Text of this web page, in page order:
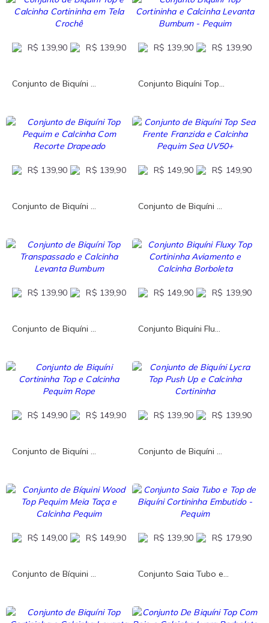
R$ 139,90 R$ 139,90
Conjunto de Biquíni ...
R$ 139,90 R$ 139,90
Conjunto Biquíni Top...
R$ 139,90 R$ 139,90
Conjunto de Biquíni ...
R$ 149,90 R$ 149,90
Conjunto de Biquíni ...
R$ 139,90 R$ 139,90
Conjunto de Biquíni ...
R$ 149,90 R$ 139,90
Conjunto Biquíni Flu...
R$ 149,90 R$ 149,90
Conjunto de Biquíni ...
R$ 139,90 R$ 139,90
Conjunto de Biquíni ...
R$ 149,00 R$ 149,90
Conjunto de Bíquini ...
R$ 139,90 R$ 179,90
Conjunto Saia Tubo e...